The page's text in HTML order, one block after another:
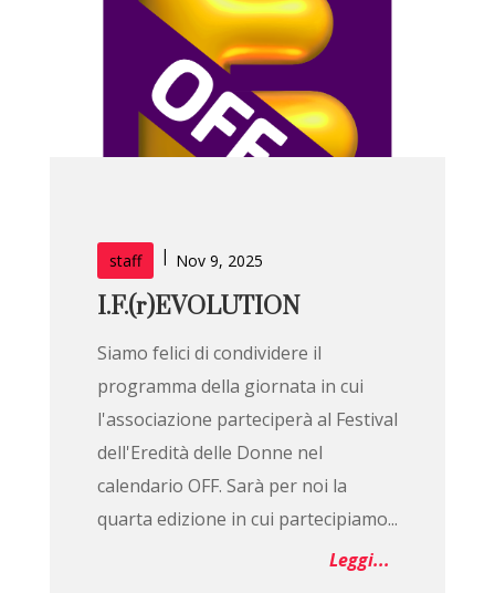
staff | Nov 9, 2025
I.F.(r)EVOLUTION
Siamo felici di condividere il
programma della giornata in cui
l'associazione parteciperà al Festival
dell'Eredità delle Donne nel
calendario OFF. Sarà per noi la
quarta edizione in cui partecipiamo...
Leggi...